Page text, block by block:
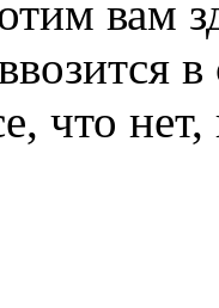
вам
что нет,